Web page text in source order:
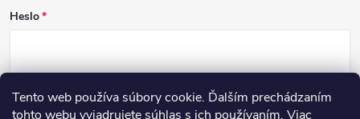
Tento web používa súbory cookie. Ďalším prechádzaním
tohto webu vyjadrujete súhlas s ich používaním. Viac
Heslo
PRIHLÁSIŤ SA